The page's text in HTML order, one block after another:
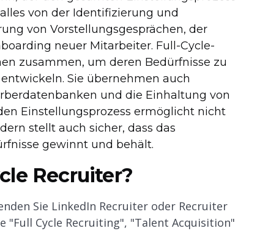
von der Identifizierung und
von Vorstellungsgesprächen, der
neuer Mitarbeiter. Full-Cycle-
zusammen, um deren Bedürfnisse zu
Sie übernehmen auch
und die Einhaltung von
Einstellungsprozess ermöglicht nicht
stellt auch sicher, dass das
gewinnt und behält.
Recruiter?
Sie LinkedIn Recruiter oder Recruiter
Cycle Recruiting", "Talent Acquisition"